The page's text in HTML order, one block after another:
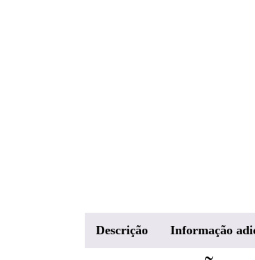
Descrição Informação